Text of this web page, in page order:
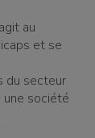
au
et se
du secteur
une société